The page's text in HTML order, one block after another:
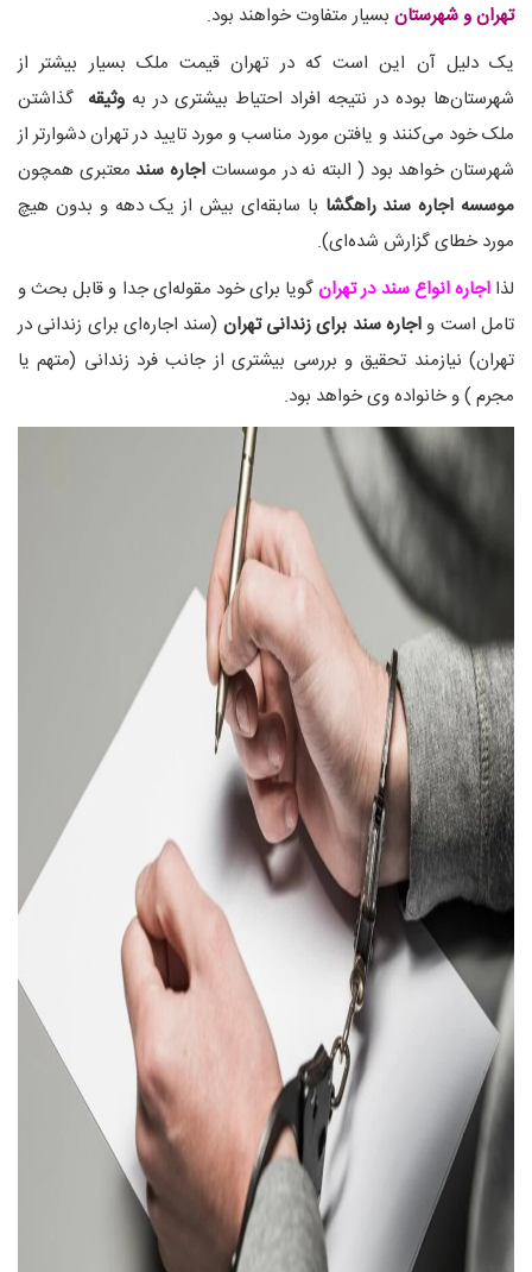
تهران و شهرستان بسیار متفاوت خواهند بود.
یک دلیل آن این است که در تهران قیمت ملک بسیار بیشتر از
شهرستان‌ها بوده در نتیجه افراد احتیاط بیشتری در به وثیقه گذاشتن
ملک خود می‌کنند و یافتن مورد مناسب و مورد تایید در تهران دشوارتر از
شهرستان خواهد بود ( البته نه در موسسات اجاره سند معتبری همچون
موسسه اجاره سند راهگشا با سابقه‌ای بیش از یک دهه و بدون هیچ
مورد خطای گزارش شده‌ای).
لذااجاره انواع سند در تهرانگویا برای خود مقوله‌ای جدا و قابل بحث و
تامل است واجاره سند برای زندانی تهران (سند اجاره‌ای برای زندانی در
تهران) نیازمند تحقیق و بررسی بیشتری از جانب فرد زندانی (متهم یا
مجرم ) و خانواده وی خواهد بود.